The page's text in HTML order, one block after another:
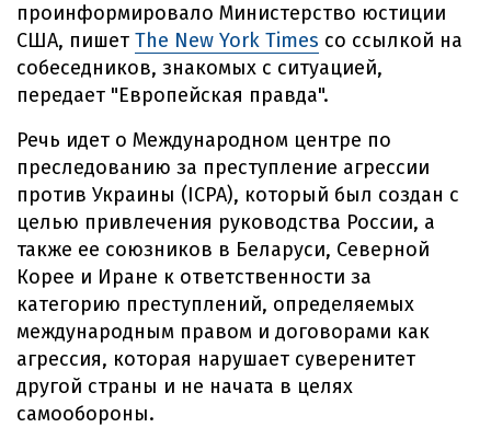
проинформировало Министерство юстиции
США, пишет The New York Times со ссылкой на
собеседников, знакомых с ситуацией,
передает "Европейская правда".
Речь идет о Международном центре по
преследованию за преступление агрессии
против Украины (ICPA), который был создан с
целью привлечения руководства России, а
также ее союзников в Беларуси, Северной
Корее и Иране к ответственности за
категорию преступлений, определяемых
международным правом и договорами как
агрессия, которая нарушает суверенитет
другой страны и не начата в целях
самообороны.